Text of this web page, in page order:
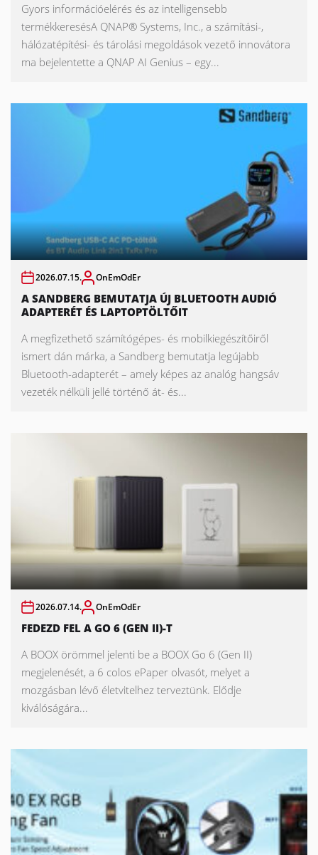
Gyors információelérés és az intelligensebb
termékkeresésA QNAP® Systems, Inc., a számítási-,
hálózatépítési- és tárolási megoldások vezető innovátora
ma bejelentette a QNAP AI Genius – egy...
2026.07.15. OnEmOdEr
A SANDBERG BEMUTATJA ÚJ BLUETOOTH AUDIÓ
ADAPTERÉT ÉS LAPTOPTÖLTŐIT
A megfizethető számítógépes- és mobilkiegészítőiről
ismert dán márka, a Sandberg bemutatja legújabb
Bluetooth-adapterét – amely képes az analóg hangsáv
vezeték nélküli jellé történő át- és...
2026.07.14. OnEmOdEr
FEDEZD FEL A GO 6 (GEN II)-T
A BOOX örömmel jelenti be a BOOX Go 6 (Gen II)
megjelenését, a 6 colos ePaper olvasót, melyet a
mozgásban lévő életvitelhez terveztünk. Elődje
kiválóságára...